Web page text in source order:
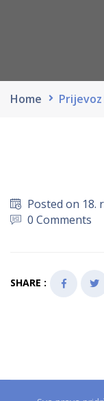
Home
Posted on 18.
0 Comments
SHARE :